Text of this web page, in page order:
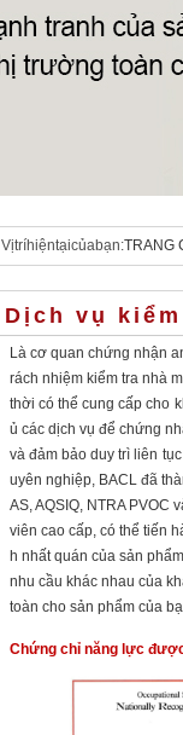
Vịtríhiệntạicủabạn:TRANG
Dịch vụ
Là cơ quan chứng nhận
rách nhiệm kiểm tra nhà
thời có thể cung cấp cho
ủ các dịch vụ để chứng
và đảm bảo duy trì liên
uyên nghiệp, BACL đã
AS, AQSIQ, NTRA PVOC
viên cao cấp, có thể tiến
h nhất quán của sản
nhu cầu khác nhau của
toàn cho sản phẩm của
Chứng chỉ năng lực